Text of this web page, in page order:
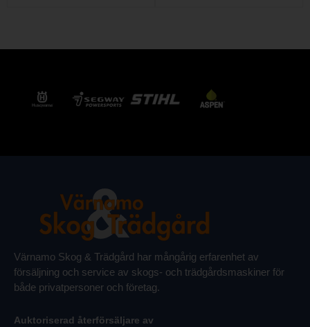
Värnamo Skog & Trädgård har mångårig erfarenhet av
försäljning och service av skogs- och trädgårdsmaskiner för
både privatpersoner och företag.
Auktoriserad återförsäljare av